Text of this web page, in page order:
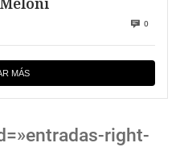
0
MÁS
right-